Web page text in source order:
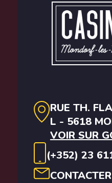
RUE TH.
L - 5618
VOIR SUR
(+352) 23